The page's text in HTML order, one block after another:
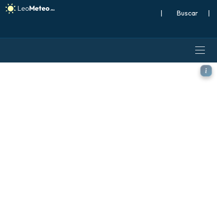
| |
ECMWF AIFS 0.25° [IA]